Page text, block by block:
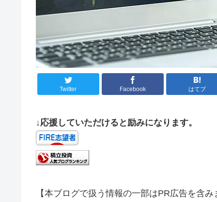
Twitter Facebook はてブ
↓応援していただけると励みになります。
【本ブログで扱う情報の一部はPR広告を含み